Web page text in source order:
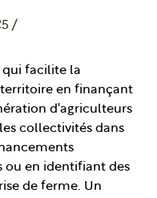
/
qui facilite la
en finançant
d'agriculteurs
collectivités dans
ou en identifiant des
de ferme. Un